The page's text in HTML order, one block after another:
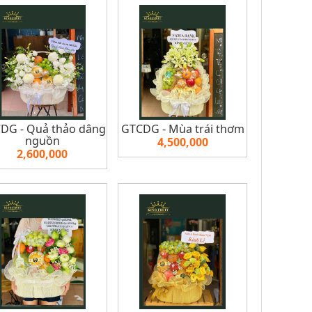
- Quả thảo dâng
nguồn
2,600,000
GTCDG - Mùa trái thơm
4,500,000